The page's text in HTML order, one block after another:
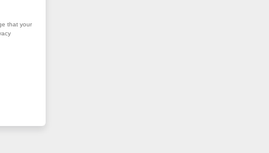
that your